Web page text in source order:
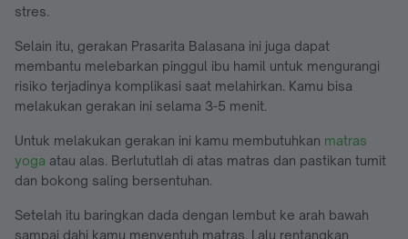
stres.
Selain itu, gerakan Prasarita Balasana ini juga dapat
membantu melebarkan pinggul ibu hamil untuk mengurangi
risiko terjadinya komplikasi saat melahirkan. Kamu bisa
melakukan gerakan ini selama 3-5 menit.
Untuk melakukan gerakan ini kamu membutuhkan matras
yoga atau alas. Berlututlah di atas matras dan pastikan tumit
dan bokong saling bersentuhan.
Setelah itu baringkan dada dengan lembut ke arah bawah
sampai dahi kamu menyentuh matras. Lalu rentangkan